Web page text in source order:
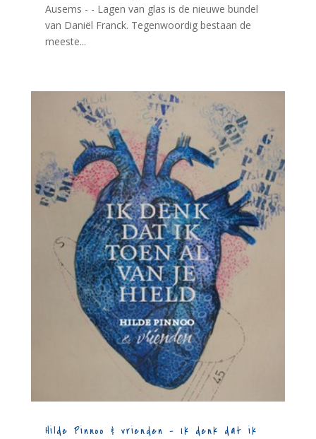
Ausems - - Lagen van glas is de nieuwe bundel
van Daniël Franck. Tegenwoordig bestaan de
meeste...
Hilde Pinnoo & vrienden – Ik denk dat ik